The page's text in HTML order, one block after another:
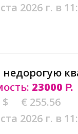
2026 г. в
23000 Р.
€ 255.56
2026 г. в